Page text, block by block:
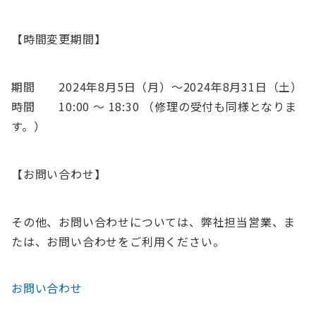
【時間変更期間】
期間 2024年8月5日（月）〜2024年8月31日（土）
時間 10:00 〜 18:30 （修理の受付も同様となりま
す。）
【お問い合わせ】
その他、お問い合わせについては、弊社担当営業、ま
たは、お問い合わせをご利用ください。
お問い合わせ